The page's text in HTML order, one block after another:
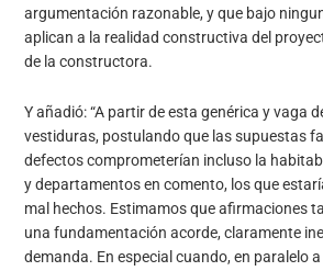
argumentación razonable, y que bajo
aplican a la realidad constructiva del
de la constructora.
Y añadió: “A partir de esta genérica y vaga
vestiduras, postulando que las supuestas
defectos comprometerían incluso la
y departamentos en comento, los que
mal hechos. Estimamos que afirmaciones
una fundamentación acorde, claramente
demanda. En especial cuando, en paralelo